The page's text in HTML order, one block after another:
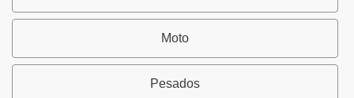
Moto
Pesados